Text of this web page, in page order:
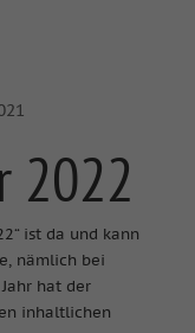
2022
ist da und kann
nämlich bei
hat der
inhaltlichen